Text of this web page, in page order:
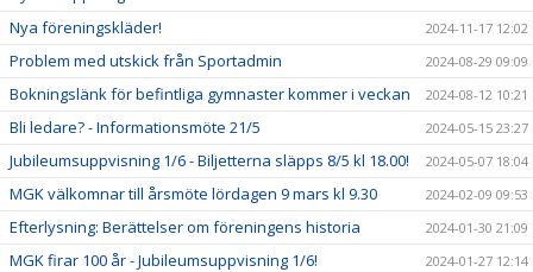
Nya föreningskläder! 2024-11-17 12:02
Problem med utskick från Sportadmin 2024-08-29 09:09
Bokningslänk för befintliga gymnaster kommer i veckan 2024-08-12 10:21
Bli ledare? - Informationsmöte 21/5 2024-05-15 23:27
Jubileumsuppvisning 1/6 - Biljetterna släpps 8/5 kl 18.00! 2024-05-07 18:04
MGK välkomnar till årsmöte lördagen 9 mars kl 9.30 2024-02-09 09:53
Efterlysning: Berättelser om föreningens historia 2024-01-30 21:09
MGK firar 100 år - Jubileumsuppvisning 1/6! 2024-01-27 12:14